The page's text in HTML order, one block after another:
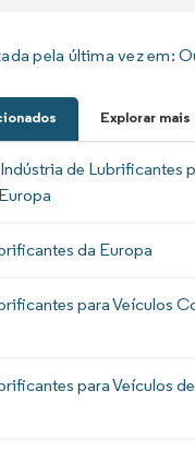
pela última vez em:
Explorar
de Lubrificantes
da Europa
para Veículos
para Veículos